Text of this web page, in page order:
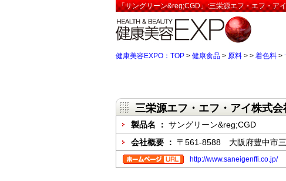
「サングリーン&reg;CGD」:三栄源エフ・エフ・ア
健康美容EXPO：TOP > 健康食品 > 原料 > > 着色料 >
三栄源エフ・エフ・アイ株式会
製品名 ： サングリーン&reg;CGD
会社概要 ： 〒561-8588 大阪府豊中市
http://www.saneigenffi.co.jp/